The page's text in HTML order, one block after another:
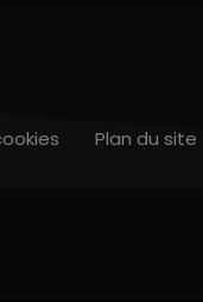
Plan du site